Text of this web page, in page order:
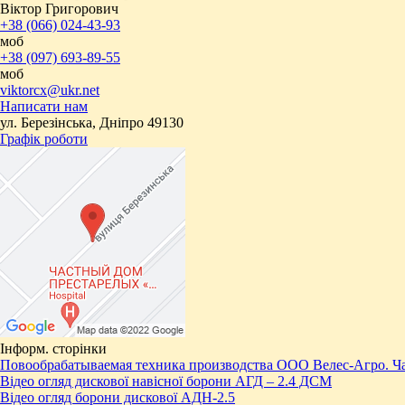
Віктор Григорович
+38 (066) 024-43-93
моб
+38 (097) 693-89-55
моб
viktorcx@ukr.net
Написати нам
ул. Березінська, Дніпро 49130
Графік роботи
Інформ. сторінки
Повообрабатываемая техника производства ООО Велес-Агро.
Відео огляд дискової навісної борони АГД – 2.4 ДСМ
Відео огляд борони дискової АДН-2.5